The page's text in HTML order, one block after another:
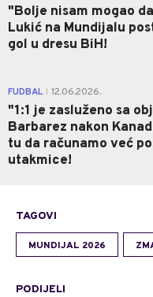
"Bolje nisam mogao
Lukić na Mundijalu
gol u dresu BiH!
FUDBAL 12.06.2026.
"1:1 je zasluženo sa
Barbarez nakon
tu da računamo već
utakmice!
TAGOVI
MUNDIJAL 2026
PODIJELI